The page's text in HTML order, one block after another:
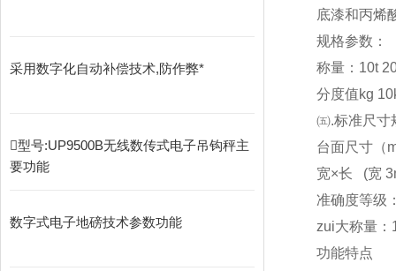
采用数字化自动补偿技术,防作弊*
型号:UP9500B无线数传式电子吊钩秤主
要功能
数字式电子地磅技术参数功能
底漆和丙烯
规格参数：
称量：10t
分度值kg
㈤.标准尺寸
台面尺寸（
宽×长 (宽
准确度等级
zui大称量：
功能特点